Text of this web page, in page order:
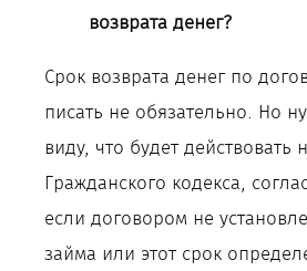
возврата денег?
Срок возврата денег по
писать не обязательно. Но
виду, что будет действовать
Гражданского кодекса,
если договором не
займа или этот срок